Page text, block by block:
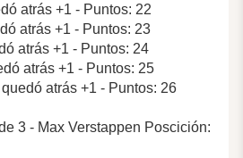
atrás +1 - Puntos: 22
atrás +1 - Puntos: 23
atrás +1 - Puntos: 24
atrás +1 - Puntos: 25
atrás +1 - Puntos: 26
3 - Max Verstappen Poscición: